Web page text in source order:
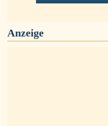
Anzeige